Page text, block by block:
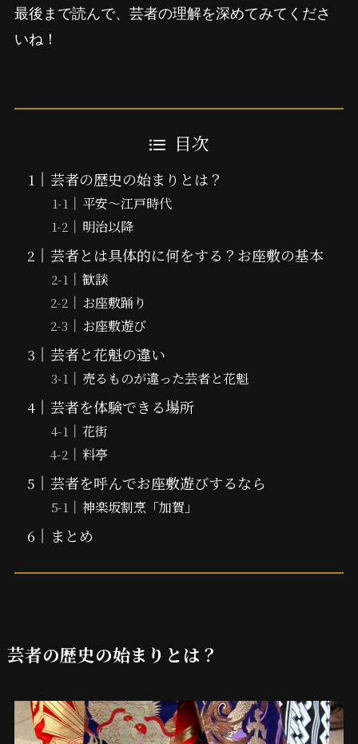
最後まで読んで、芸者の理解を深めてみてくださ
いね！
目次
芸者の歴史の始まりとは？
平安〜江戸時代
明治以降
芸者とは具体的に何をする？お座敷の基本
歓談
お座敷踊り
お座敷遊び
芸者と花魁の違い
売るものが違った芸者と花魁
芸者を体験できる場所
花街
料亭
芸者を呼んでお座敷遊びするなら
神楽坂割烹「加賀」
まとめ
芸者の歴史の始まりとは？